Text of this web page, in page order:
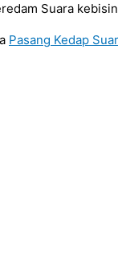
Suara
Pasang Kedap